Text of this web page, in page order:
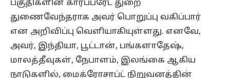
பகுதிகளின் கார்ப்பரேட் துறை
துணைவேந்தராக அவர் பொறுப்பு வகிப்பார்
என அறிவிப்பு வெளியாகியுள்ளது. எனவே,
அவர், இந்தியா, பூட்டான், பங்களாதேஷ்,
மாலத்தீவுகள், நேபாளம், இலங்கை ஆகிய
நாடுகளில், மைக்ரோசாப்ட் நிறுவனத்தின்